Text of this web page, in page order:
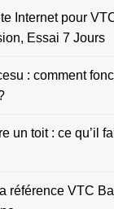
Internet pour
Essai 7 Jours
: comment
un toit : ce qu’il
référence VTC